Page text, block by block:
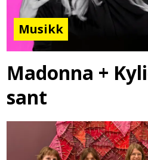
Musikk
Madonna +
sant